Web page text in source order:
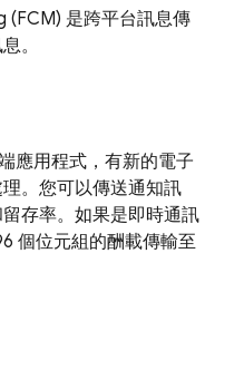
(FCM) 是跨平台訊息傳
。
應用程式，有新的電子
。您可以傳送通知訊
存率。如果是即時通訊
個位元組的酬載傳輸至